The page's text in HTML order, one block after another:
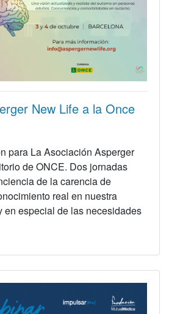
New Life a la Once
para La Asociación Asperger
de ONCE. Dos jornadas
de la carencia de
real en nuestra
en especial de las necesidades